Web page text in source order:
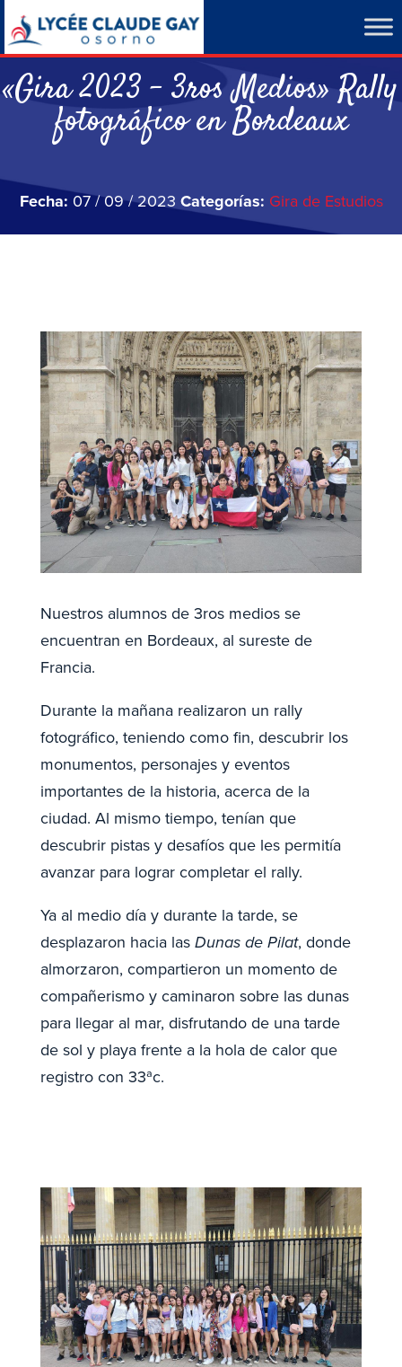
«Gira 2023 – 3ros Medios» Rally
fotográfico en Bordeaux
Fecha: 07 / 09 / 2023 Categorías: Gira de Estudios
Nuestros alumnos de 3ros medios se
encuentran en Bordeaux, al sureste de
Francia.
Durante la mañana realizaron un rally
fotográfico, teniendo como fin, descubrir los
monumentos, personajes y eventos
importantes de la historia, acerca de la
ciudad. Al mismo tiempo, tenían que
descubrir pistas y desafíos que les permitía
avanzar para lograr completar el rally.
Ya al medio día y durante la tarde, se
desplazaron hacia lasDunas de Pilat, donde
almorzaron, compartieron un momento de
compañerismo y caminaron sobre las dunas
para llegar al mar, disfrutando de una tarde
de sol y playa frente a la hola de calor que
registro con 33ªc.